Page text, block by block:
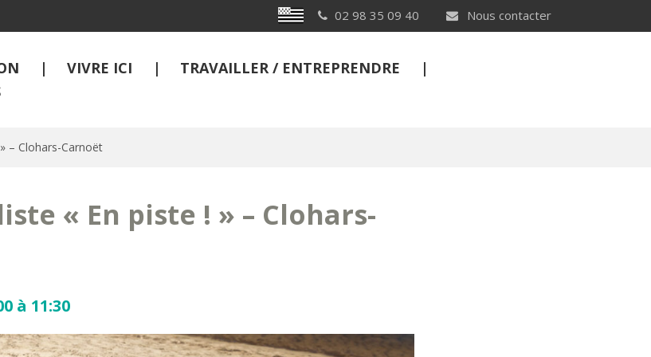
Breton 02 98 35 09 40 Nous contacter
VIVRE ICI
TRAVAILLER / ENTREPRENDRE
– Clohars-Carnoët
« En piste ! » – Clohars-
à 11:30